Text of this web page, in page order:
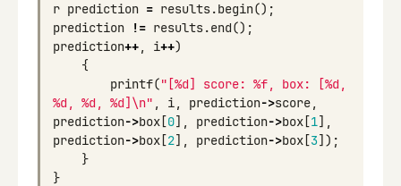
r prediction = results.begin();
prediction
!= results.end();
prediction++, i++)
{
printf("[%d] score: %f, box: [%d,
%d, %d, %d] \n" , i, prediction->score,
prediction->box [0], prediction->box [1],
prediction->box [2], prediction->box [3]);
}
}